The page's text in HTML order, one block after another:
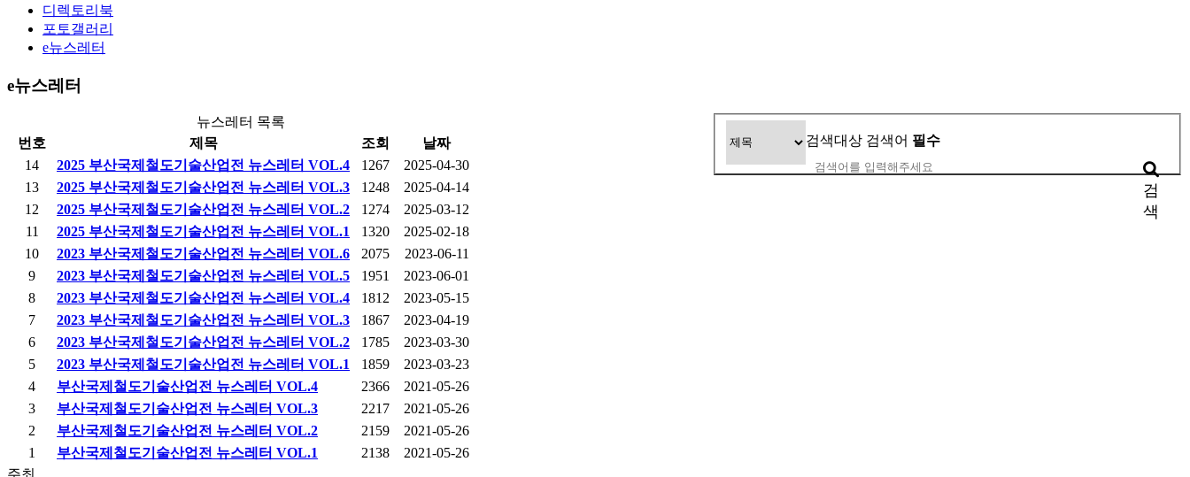
디렉토리북
포토갤러리
e뉴스레터
e뉴스레터
검색대상 검색어 필수
검
색
뉴스레터 목록
번호
제목 조회
날짜
14
2025 부산국제철도기술산업전 뉴스레터 VOL.4 1267
2025-04-30
13
2025 부산국제철도기술산업전 뉴스레터 VOL.3 1248
2025-04-14
12
2025 부산국제철도기술산업전 뉴스레터 VOL.2 1274
2025-03-12
11
2025 부산국제철도기술산업전 뉴스레터 VOL.1 1320
2025-02-18
10
2023 부산국제철도기술산업전 뉴스레터 VOL.6 2075
2023-06-11
9
2023 부산국제철도기술산업전 뉴스레터 VOL.5 1951
2023-06-01
8
2023 부산국제철도기술산업전 뉴스레터 VOL.4 1812
2023-05-15
7
2023 부산국제철도기술산업전 뉴스레터 VOL.3 1867
2023-04-19
6
2023 부산국제철도기술산업전 뉴스레터 VOL.2 1785
2023-03-30
5
2023 부산국제철도기술산업전 뉴스레터 VOL.1 1859
2023-03-23
4
부산국제철도기술산업전 뉴스레터 VOL.4 2366
2021-05-26
3
부산국제철도기술산업전 뉴스레터 VOL.3 2217
2021-05-26
2
부산국제철도기술산업전 뉴스레터 VOL.2 2159
2021-05-26
1
부산국제철도기술산업전 뉴스레터 VOL.1 2138
2021-05-26